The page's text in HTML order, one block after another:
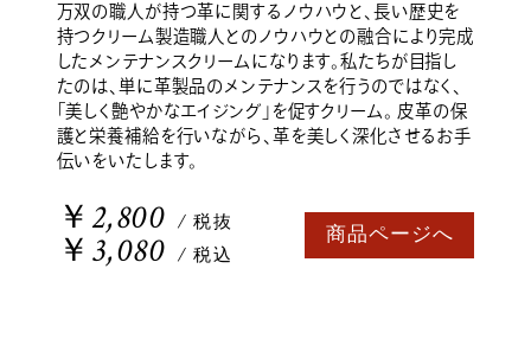
万双の職人が持つ革に関するノウハウと、長い歴史を
持つクリーム製造職人とのノウハウとの融合により完成
したメンテナンスクリームになります。私たちが目指し
たのは、単に革製品のメンテナンスを行うのではなく、
「美しく艶やかなエイジング」を促すクリーム。 皮革の保
護と栄養補給を行いながら、革を美しく深化させるお手
伝いをいたします。
￥2,800 / 税抜
￥3,080 / 税込
商品ページへ